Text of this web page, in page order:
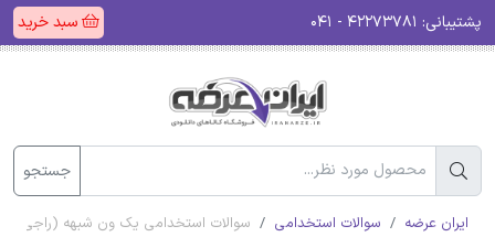
پشتیبانی: سبد خرید
جستجو
ایران عرضه سوالات استخدامی سوالات استخدامی یک ون شبهه (راجی)